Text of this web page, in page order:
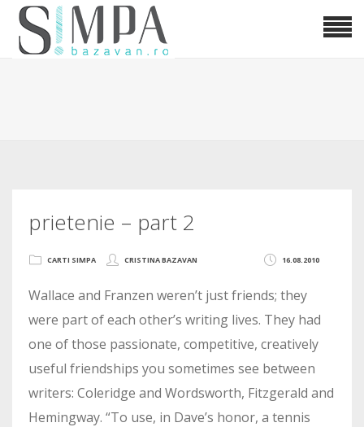
prietenie – part 2
16.08.2010
CARTI SIMPA CRISTINA BAZAVAN
Wallace and Franzen weren’t just friends; they
were part of each other’s writing lives. They had
one of those passionate, competitive, creatively
useful friendships you sometimes see between
writers: Coleridge and Wordsworth, Fitzgerald and
Hemingway. “To use, in Dave’s honor, a tennis